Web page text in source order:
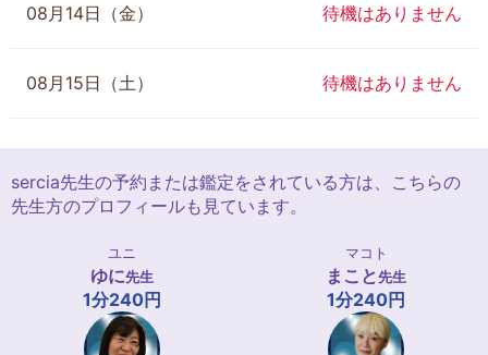
08月14日（金） 待機はありません
08月15日（土） 待機はありません
sercia先生の予約または鑑定をされている方は、こちらの
先生方のプロフィールも見ています。
ユニ
ゆに先生
1分240円
マコト
まこと先生
1分240円